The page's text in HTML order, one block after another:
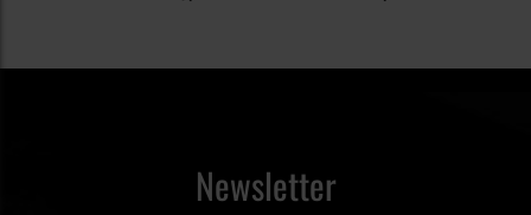
Newsletter